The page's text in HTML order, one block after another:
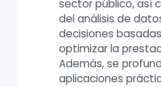
sector público, así
del análisis de
decisiones
optimizar la
Además, se
aplicaciones